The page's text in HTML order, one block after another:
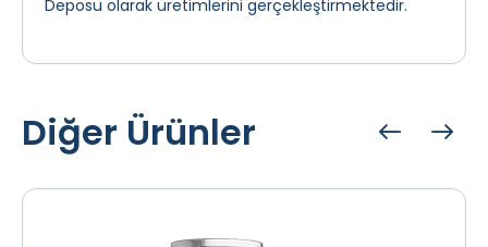
Deposu olarak üretimlerini gerçekleştirmektedir.
Diğer Ürünler